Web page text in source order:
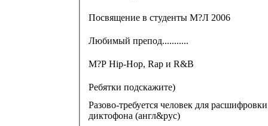
Посвящение в студенты М?Л 2006
Любимый препод...........
М?Р Hip-Hop, Rap и R&B
Ребятки подскажите)
Разово-требуется человек для
диктофона (англ&рус)